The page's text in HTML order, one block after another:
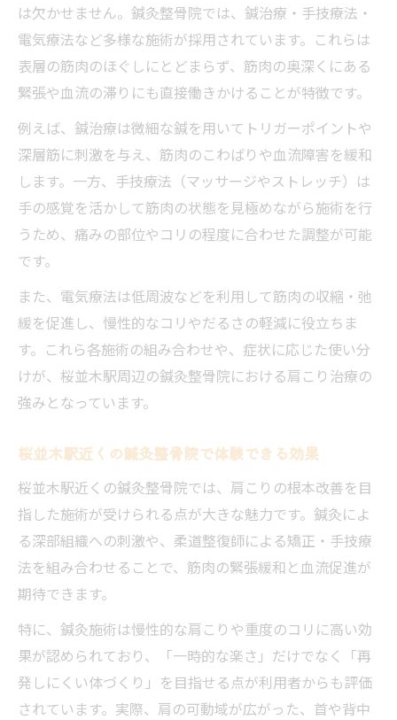
は欠かせません。鍼灸整骨院では、鍼治療・手技療法・
電気療法など多様な施術が採用されています。これらは
表層の筋肉のほぐしにとどまらず、筋肉の奥深くにある
緊張や血流の滞りにも直接働きかけることが特徴です。
例えば、鍼治療は微細な鍼を用いてトリガーポイントや
深層筋に刺激を与え、筋肉のこわばりや血流障害を緩和
します。一方、手技療法（マッサージやストレッチ）は
手の感覚を活かして筋肉の状態を見極めながら施術を行
うため、痛みの部位やコリの程度に合わせた調整が可能
です。
また、電気療法は低周波などを利用して筋肉の収縮・弛
緩を促進し、慢性的なコリやだるさの軽減に役立ちま
す。これら各施術の組み合わせや、症状に応じた使い分
けが、桜並木駅周辺の鍼灸整骨院における肩こり治療の
強みとなっています。
桜並木駅近くの鍼灸整骨院で体験できる効果
桜並木駅近くの鍼灸整骨院では、肩こりの根本改善を目
指した施術が受けられる点が大きな魅力です。鍼灸によ
る深部組織への刺激や、柔道整復師による矯正・手技療
法を組み合わせることで、筋肉の緊張緩和と血流促進が
期待できます。
特に、鍼灸施術は慢性的な肩こりや重度のコリに高い効
果が認められており、「一時的な楽さ」だけでなく「再
発しにくい体づくり」を目指せる点が利用者からも評価
されています。実際、肩の可動域が広がった、首や背中